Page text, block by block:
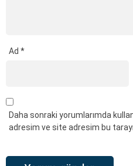
Ad *
Daha sonraki yorumlarımda
adresim ve site adresim bu